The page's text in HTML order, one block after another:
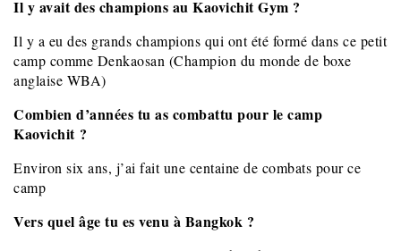
Il y avait des champions au Kaovichit Gym ?
Il y a eu des grands champions qui ont été formé dans ce petit
camp comme Denkaosan (Champion du monde de boxe
anglaise WBA)
Combien d’années tu as combattu pour le camp
Kaovichit ?
Environ six ans, j’ai fait une centaine de combats pour ce
camp
Vers quel âge tu es venu à Bangkok ?